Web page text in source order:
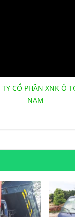
CỔ PHẦN XNK Ô
NAM